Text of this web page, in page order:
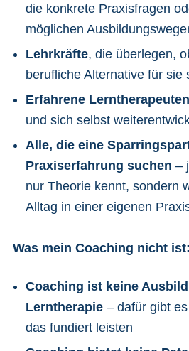
die konkrete Praxisfragen
möglichen
Lehrkräfte, die überlegen,
berufliche Alternative für sie
Erfahrene Lerntherapeuten
und sich selbst
Alle, die eine
Praxiserfahrung suchen –
nur Theorie kennt, sondern
Alltag in einer eigenen
Was mein Coaching nicht ist:
Coaching ist keine
Lerntherapie – dafür gibt
das fundiert leisten